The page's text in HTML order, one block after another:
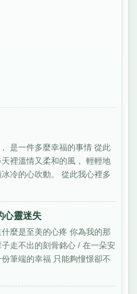
是一件多麼幸福的事情 從此
裡溫情又柔和的風， 輕輕地
冷的心吹動。 從此我心裡多
心靈迷失
麼是至美的心疼 你為我的那
走不出的刻骨銘心 / 在一朵安
筆端的幸福 只能夠憧憬卻不